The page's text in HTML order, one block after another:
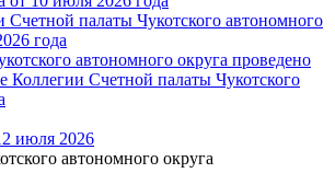
Счетной палаты Чукотского автономного
года
автономного округа проведено
Коллегии Счетной палаты Чукотского
июля 2026
автономного округа